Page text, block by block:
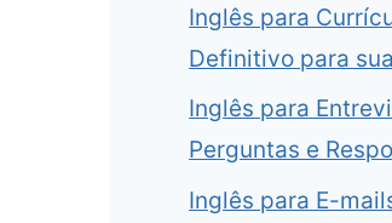
Inglês para
Definitivo para
Inglês para
Perguntas e
Inglês para E-